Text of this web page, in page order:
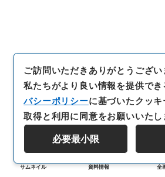
サムネイル 資料情報 全
ご訪問いただきありがとうござい
私たちがより良い情報を提供でき
バシーポリシーに基づいたクッ
取得と利用に同意をお願いいたし
必要最小限